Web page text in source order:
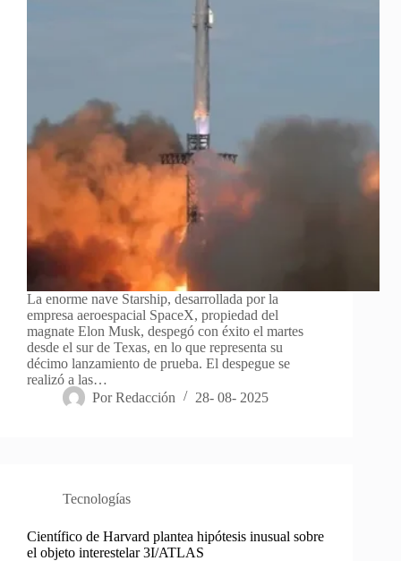
La enorme nave Starship, desarrollada por la
empresa aeroespacial SpaceX, propiedad del
magnate Elon Musk, despegó con éxito el martes
desde el sur de Texas, en lo que representa su
décimo lanzamiento de prueba. El despegue se
realizó a las…
Por Redacción 28- 08- 2025
Tecnologías
Científico de Harvard plantea hipótesis inusual sobre
el objeto interestelar 3I/ATLAS